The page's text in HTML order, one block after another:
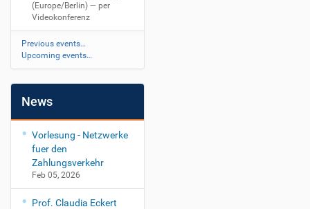
(Europe/Berlin) — per
Videokonferenz
Previous events…
Upcoming events…
News
Vorlesung - Netzwerke
fuer den
Zahlungsverkehr
Feb 05, 2026
Prof. Claudia Eckert